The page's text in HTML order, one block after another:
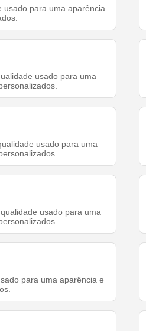
usado para uma aparência
usado para uma
usado para uma
usado para uma
para uma aparência e